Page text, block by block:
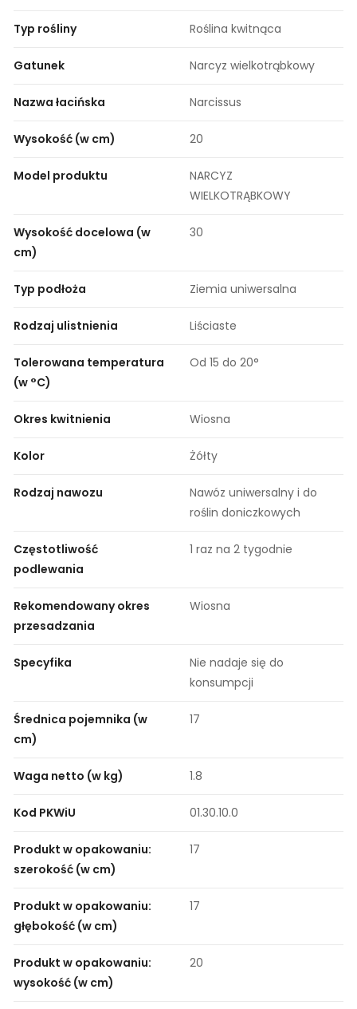
Typ rośliny Roślina kwitnąca
Gatunek Narcyz wielkotrąbkowy
Nazwa łacińska Narcissus
Wysokość (w cm) 20
Model produktu
NARCYZ
WIELKOTRĄBKOWY
Wysokość docelowa (w
cm)
30
Typ podłoża Ziemia uniwersalna
Rodzaj ulistnienia Liściaste
Tolerowana temperatura
(w °C)
Od 15 do 20°
Okres kwitnienia Wiosna
Kolor Żółty
Rodzaj nawozu
Nawóz uniwersalny i do
roślin doniczkowych
Częstotliwość
podlewania
1 raz na 2 tygodnie
Rekomendowany okres
przesadzania
Wiosna
Specyfika
Nie nadaje się do
konsumpcji
Średnica pojemnika (w
cm)
17
Waga netto (w kg) 1.8
Kod PKWiU 01.30.10.0
Produkt w opakowaniu:
szerokość (w cm)
17
Produkt w opakowaniu:
głębokość (w cm)
17
Produkt w opakowaniu:
wysokość (w cm)
20